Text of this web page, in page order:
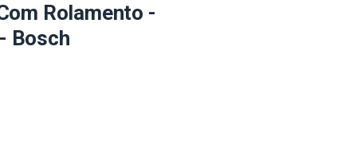
Rolamento -
Bosch